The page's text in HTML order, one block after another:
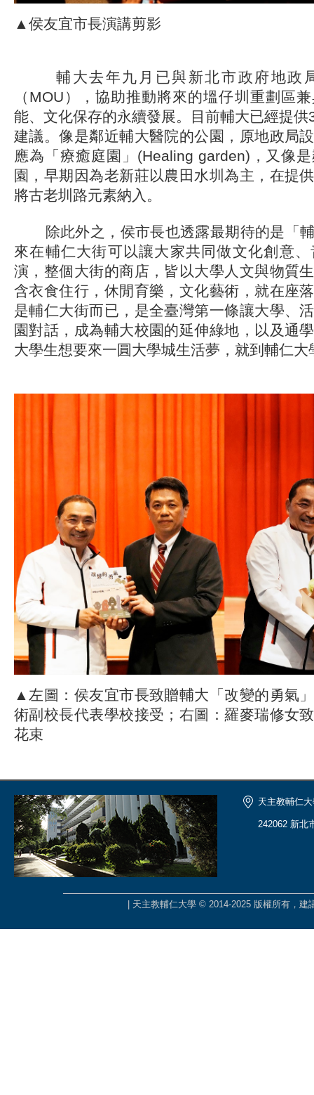
▲侯友宜市長演講剪影
輔大去年九月已與新北市政府地政
（MOU），協助推動將來的塭仔圳重劃區
能、文化保存的永續發展。目前輔大已經提
建議。像是鄰近輔大醫院的公園，原地政局
應為「療癒庭園」(Healing garden)，又像
園，早期因為老新莊以農田水圳為主，在提
將古老圳路元素納入。
除此外之，侯市長也透露最期待的是「輔
來在輔仁大街可以讓大家共同做文化創意
演，整個大街的商店，皆以大學人文與物質
含衣食住行，休閒育樂，文化藝術，就在座
是輔仁大街而已，是全臺灣第一條讓大學、
園對話，成為輔大校園的延伸綠地，以及通
大學生想要來一圓大學城生活夢，就到輔仁大
▲左圖：侯友宜市長致贈輔大「改變的勇氣
術副校長代表學校接受；右圖：羅麥瑞修女
花束
天主教輔仁
242062 新北
| 天主教輔仁大學 © 2014-2025 版權所有，